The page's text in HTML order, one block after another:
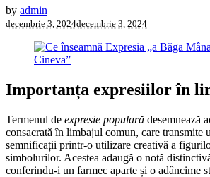
by admin
decembrie 3, 2024decembrie 3, 2024
Importanța expresiilor în
Termenul de expresie populară desemnează
consacrată în limbajul comun, care transmite
semnificații printr-o utilizare creativă a
simbolurilor. Acestea adaugă o notă
conferindu-i un farmec aparte și o adâncime